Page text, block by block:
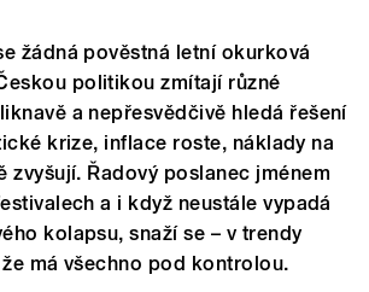
žádná pověstná letní okurková
politikou zmítají různé
a nepřesvědčivě hledá řešení
krize, inflace roste, náklady na
zvyšují. Řadový poslanec jménem
a i když neustále vypadá
kolapsu, snaží se – v trendy
má všechno pod kontrolou.